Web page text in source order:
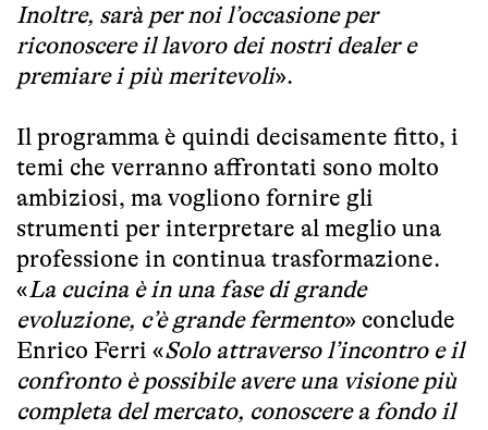
Inoltre, sarà per noi l’occasione per
riconoscere il lavoro dei nostri dealer e
premiare i più meritevoli».
Il programma è quindi decisamente fitto, i
temi che verranno affrontati sono molto
ambiziosi, ma vogliono fornire gli
strumenti per interpretare al meglio una
professione in continua trasformazione.
«La cucina è in una fase di grande
evoluzione, c’è grande fermento» conclude
Enrico Ferri «Solo attraverso l’incontro e il
confronto è possibile avere una visione più
completa del mercato, conoscere a fondo il